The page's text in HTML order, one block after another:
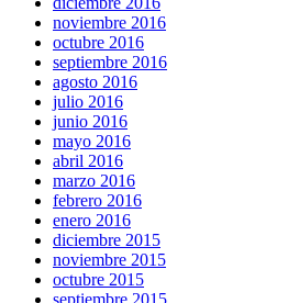
noviembre 2016
octubre 2016
septiembre 2016
agosto 2016
julio 2016
junio 2016
mayo 2016
abril 2016
marzo 2016
febrero 2016
enero 2016
diciembre 2015
noviembre 2015
octubre 2015
septiembre 2015